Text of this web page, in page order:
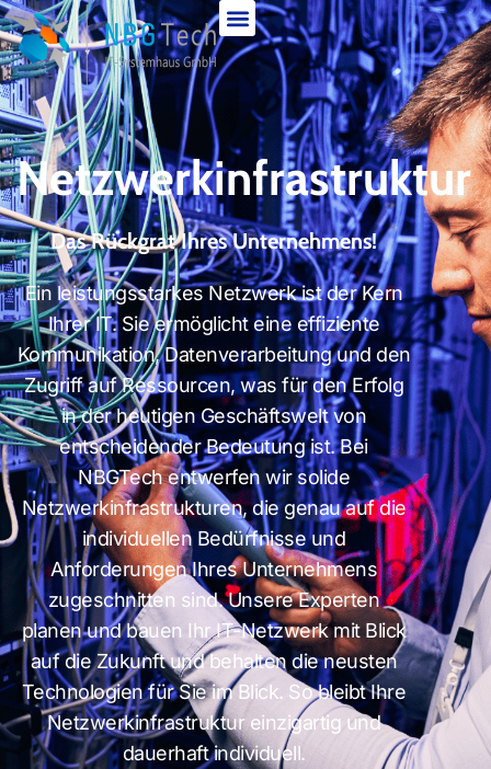
Netzwerkinfrastruktur
Das Rückgrat Ihres Unternehmens!
Ein leistungsstarkes Netzwerk ist der Kern
Ihrer IT. Sie ermöglicht eine effiziente
Kommunikation, Datenverarbeitung und den
Zugriff auf Ressourcen, was für den Erfolg
in der heutigen Geschäftswelt von
entscheidender Bedeutung ist. Bei
NBGTech entwerfen wir solide
Netzwerkinfrastrukturen, die genau auf die
individuellen Bedürfnisse und
Anforderungen Ihres Unternehmens
zugeschnitten sind. Unsere Experten
planen und bauen Ihr IT-Netzwerk mit Blick
auf die Zukunft und behalten die neusten
Technologien für Sie im Blick. So bleibt Ihre
Netzwerkinfrastruktur einzigartig und
dauerhaft individuell.